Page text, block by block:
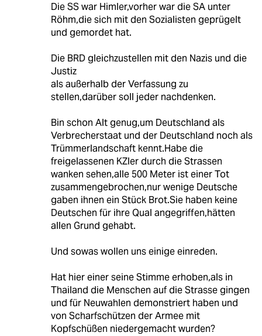
Die SS war Himler,vorher war die SA unter
Röhm,die sich mit den Sozialisten geprügelt
und gemordet hat.
Die BRD gleichzustellen mit den Nazis und die
Justiz
als außerhalb der Verfassung zu
stellen,darüber soll jeder nachdenken.
Bin schon Alt genug,um Deutschland als
Verbrecherstaat und der Deutschland noch als
Trümmerlandschaft kennt.Habe die
freigelassenen KZler durch die Strassen
wanken sehen,alle 500 Meter ist einer Tot
zusammengebrochen,nur wenige Deutsche
gaben ihnen ein Stück Brot.Sie haben keine
Deutschen für ihre Qual angegriffen,hätten
allen Grund gehabt.
Und sowas wollen uns einige einreden.
Hat hier einer seine Stimme erhoben,als in
Thailand die Menschen auf die Strasse gingen
und für Neuwahlen demonstriert haben und
von Scharfschützen der Armee mit
Kopfschüßen niedergemacht wurden?